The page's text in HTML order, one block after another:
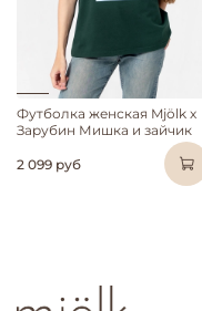
Футболка женская Mjölk х
Зарубин Мишка и зайчик
2 099 руб